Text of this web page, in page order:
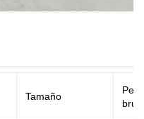
Tamaño
Peso